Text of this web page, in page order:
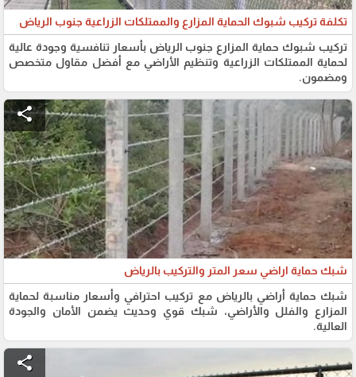
تكلفة تركيب شبوك الحماية المزارع والممتلكات الزراعية جنوب الرياض
تركيب شبوك حماية المزارع جنوب الرياض بأسعار تنافسية وجودة عالية
لحماية الممتلكات الزراعية وتنظيم الأراضي مع أفضل مقاول متخصص
ومضمون.
share
شبك حماية اراضي سعر المتر والتركيب بالرياض
شبك حماية أراضي بالرياض مع تركيب احترافي وأسعار مناسبة لحماية
المزارع والفلل والأراضي، شبك قوي وحديث يضمن الأمان والجودة
العالية.
share